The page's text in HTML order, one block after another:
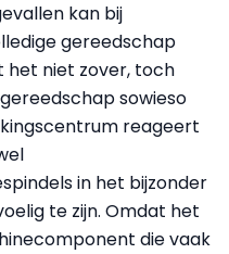
kan bij
gereedschap
het niet zover, toch
sowieso
reageert
in het bijzonder
te zijn. Omdat het
die vaak